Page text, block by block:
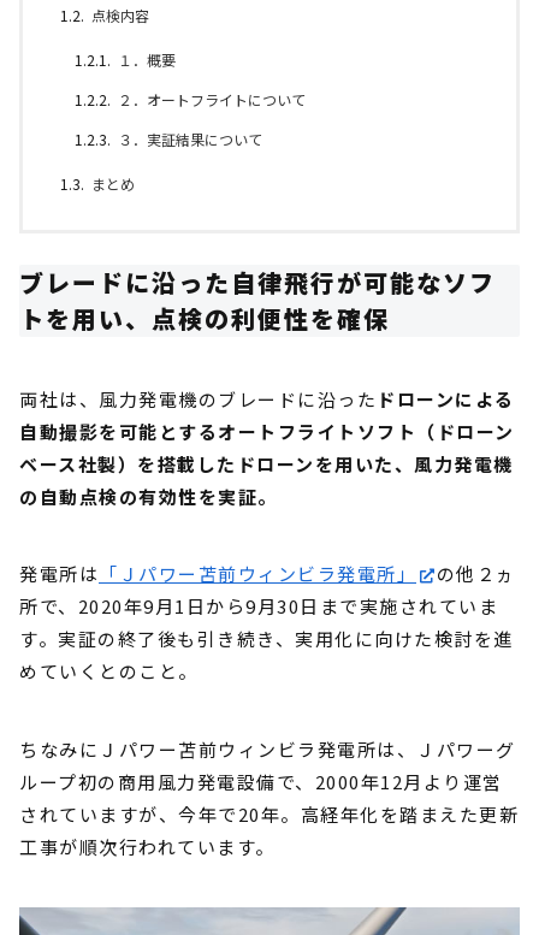
点検内容
１．概要
２．オートフライトについて
３．実証結果について
まとめ
ブレードに沿った自律飛行が可能なソフ
トを用い、点検の利便性を確保
両社は、風力発電機のブレードに沿った ドローンによる
自動撮影を可能とするオートフライトソフト（ドローン
ベース社製）を搭載したドローンを用いた、風力発電機
の自動点検の有効性を実証。
発電所は 「Ｊパワー苫前ウィンビラ発電所」
の他２ヵ
所で、2020年9月1日から9月30日まで実施されていま
す。実証の終了後も引き続き、実用化に向けた検討を進
めていくとのこと。
ちなみにＪパワー苫前ウィンビラ発電所は、Ｊパワーグ
ループ初の商用風力発電設備で、2000年12月より運営
されていますが、今年で20年。高経年化を踏まえた更新
工事が順次行われています。